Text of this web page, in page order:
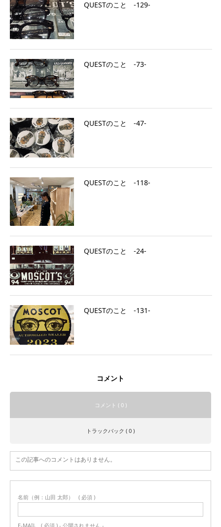
QUESTのこと ‐129‐
QUESTのこと ‐73‐
QUESTのこと ‐47‐
QUESTのこと ‐118‐
QUESTのこと ‐24‐
QUESTのこと ‐131‐
コメント
コメント ( 0 )
トラックバック ( 0 )
この記事へのコメントはありません。
名前（例：山田 太郎） ( 必須 )
E-MAIL ( 必須 ) - 公開されません -